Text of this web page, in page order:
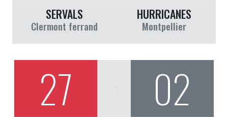
SERVALS
Clermont ferrand
HURRICANES
Montpellier
27 02